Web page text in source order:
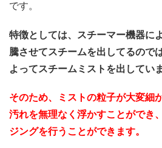
です。
特徴としては、スチーマー機器に
騰させてスチームを出してるので
よってスチームミストを出していま
そのため、ミストの粒子が大変細
汚れを無理なく浮かすことができ
ジングを行うことができます。